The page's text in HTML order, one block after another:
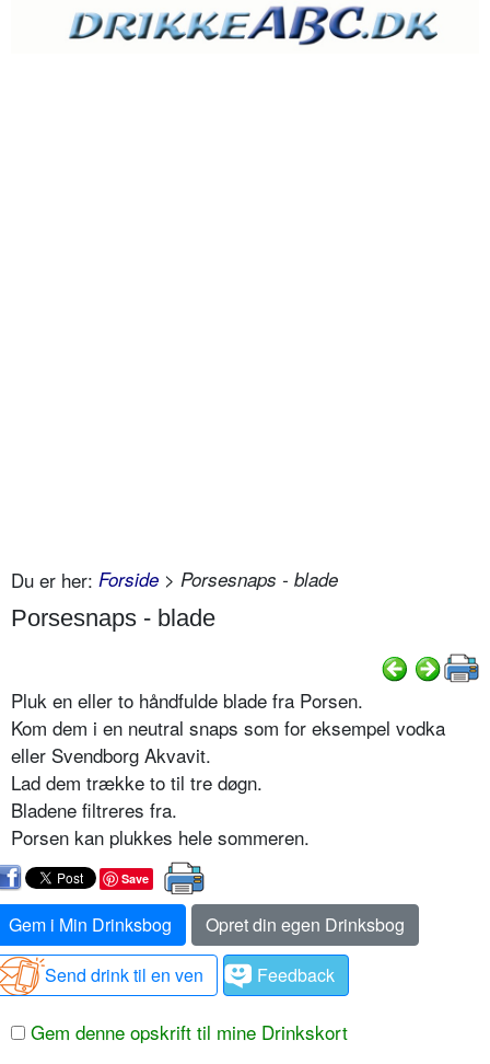
Du er her: Forside > Porsesnaps - blade
Porsesnaps - blade
Pluk en eller to håndfulde blade fra Porsen.
Kom dem i en neutral snaps som for eksempel vodka
eller Svendborg Akvavit.
Lad dem trække to til tre døgn.
Bladene filtreres fra.
Porsen kan plukkes hele sommeren.
Save
Gem i Min Drinksbog
Opret din egen Drinksbog
Send drink til en ven
Feedback
Gem denne opskrift til mine Drinkskort